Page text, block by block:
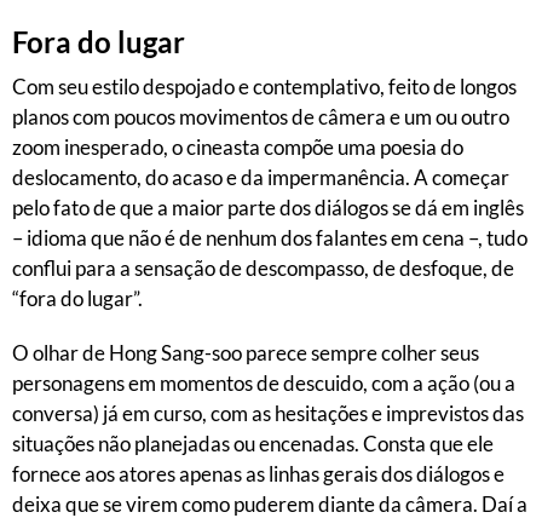
Fora do lugar
Com seu estilo despojado e contemplativo, feito de longos
planos com poucos movimentos de câmera e um ou outro
zoom inesperado, o cineasta compõe uma poesia do
deslocamento, do acaso e da impermanência. A começar
pelo fato de que a maior parte dos diálogos se dá em inglês
– idioma que não é de nenhum dos falantes em cena –, tudo
conflui para a sensação de descompasso, de desfoque, de
“fora do lugar”.
O olhar de Hong Sang-soo parece sempre colher seus
personagens em momentos de descuido, com a ação (ou a
conversa) já em curso, com as hesitações e imprevistos das
situações não planejadas ou encenadas. Consta que ele
fornece aos atores apenas as linhas gerais dos diálogos e
deixa que se virem como puderem diante da câmera. Daí a